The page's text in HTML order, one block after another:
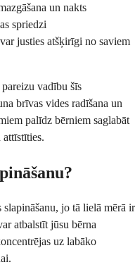
un nakts
spriedzi
justies atšķirīgi no saviem
vadību šīs
brīvas vides radīšana un
palīdz bērniem saglabāt
jo tā lielā mērā ir
atbalstīt jūsu bērna
uz labāko